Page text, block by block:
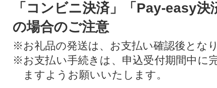
「コンビニ決済」「Pay-easy決
の場合のご注意
※お礼品の発送は、お支払い確認後とな
※お支払い手続きは、申込受付期間中に
ますようお願いいたします。